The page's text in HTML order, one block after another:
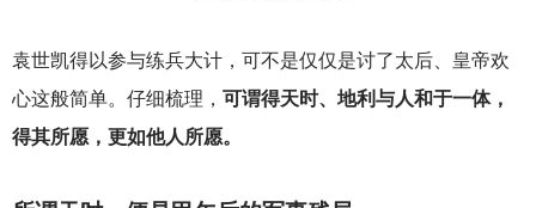
袁世凯得以参与练兵大计，可不是仅仅是讨了太后、皇帝欢
心这般简单。仔细梳理， 可谓得天时、地利与人和于一体，
得其所愿，更如他人所愿。